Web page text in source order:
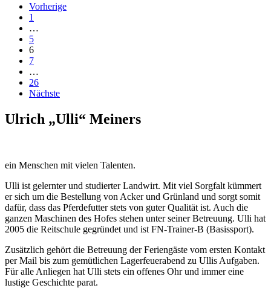
Vorherige
1
…
5
6
7
…
26
Nächste
Ulrich „Ulli“ Meiners
ein Menschen mit vielen Talenten.
Ulli ist gelernter und studierter Landwirt. Mit viel Sorgfalt kümmert
er sich um die Bestellung von Acker und Grünland und sorgt somit
dafür, dass das Pferdefutter stets von guter Qualität ist. Auch die
ganzen Maschinen des Hofes stehen unter seiner Betreuung. Ulli hat
2005 die Reitschule gegründet und ist FN-Trainer-B (Basissport).
Zusätzlich gehört die Betreuung der Feriengäste vom ersten Kontakt
per Mail bis zum gemütlichen Lagerfeuerabend zu Ullis Aufgaben.
Für alle Anliegen hat Ulli stets ein offenes Ohr und immer eine
lustige Geschichte parat.